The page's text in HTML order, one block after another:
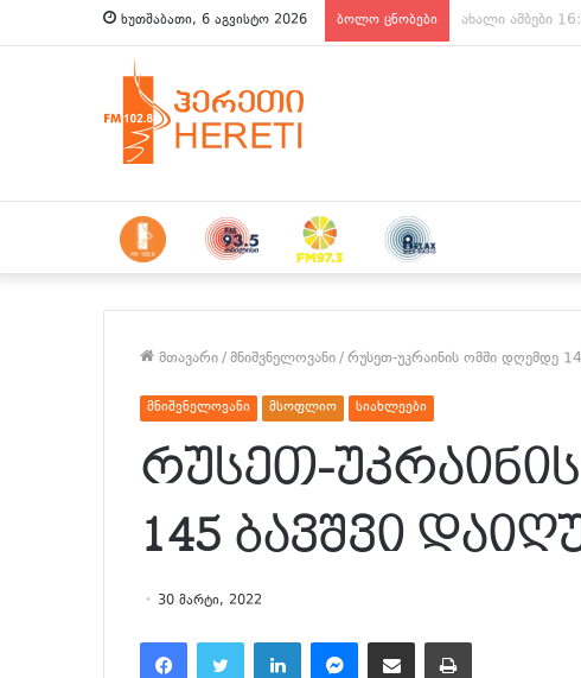
ხუთშაბათი, 6 აგვისტო 2026 ბოლო ცნობები ახალი ამბები
მთავარი/მნიშვნელოვანი/რუსეთ-უკრაინის ომში დღემდე
მნიშვნელოვანი მსოფლიო სიახლეები
რუსეთ-
145 ბავშვი
30 მარტი, 2022